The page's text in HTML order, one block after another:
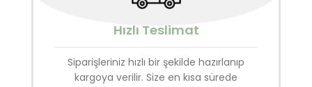
Hızlı Teslimat
Siparişleriniz hızlı bir şekilde hazırlanıp
kargoya verilir. Size en kısa sürede